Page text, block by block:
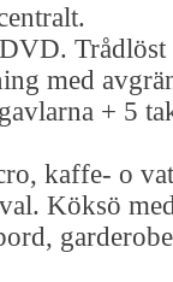
Trådlöst
med
+ 5
kaffe- o
Köksö